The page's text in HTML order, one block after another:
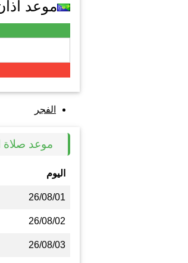
موعد
الفجر
موعد صلاة
اليوم
26/08/01
26/08/02
26/08/03